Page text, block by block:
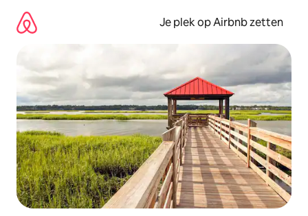
direct
naar
Je plek op Airbnb zetten